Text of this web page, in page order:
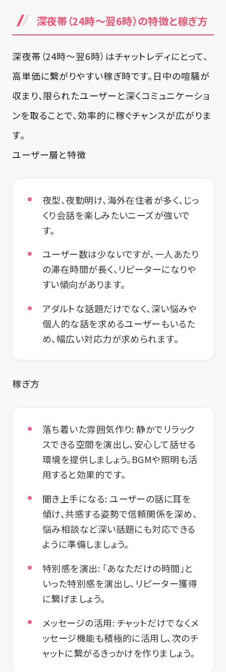
深夜帯（24時～翌6時）の特徴と稼ぎ方
深夜帯（24時～翌6時）はチャットレディにとって、
高単価に繋がりやすい稼ぎ時です。日中の喧騒が
収まり、限られたユーザーと深くコミュニケーショ
ンを取ることで、効率的に稼ぐチャンスが広がりま
す。
ユーザー層と特徴
夜型、夜勤明け、海外在住者が多く、じっ
くり会話を楽しみたいニーズが強いで
す。
ユーザー数は少ないですが、一人あたり
の滞在時間が長く、リピーターになりや
すい傾向があります。
アダルトな話題だけでなく、深い悩みや
個人的な話を求めるユーザーもいるた
め、幅広い対応力が求められます。
稼ぎ方
落ち着いた雰囲気作り:静かでリラック
スできる空間を演出し、安心して話せる
環境を提供しましょう。BGMや照明も活
用すると効果的です。
聞き上手になる: ユーザーの話に耳を
傾け、共感する姿勢で信頼関係を深め、
悩み相談など深い話題にも対応できる
ように準備しましょう。
特別感を演出: 「あなただけの時間」と
いった特別感を演出し、リピーター獲得
に繋げましょう。
メッセージの活用:チャットだけでなくメ
ッセージ機能も積極的に活用し、次のチ
ャットに繋がるきっかけを作りましょう。